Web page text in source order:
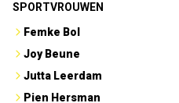
SPORTVROUWEN
Femke Bol
Joy Beune
Jutta Leerdam
Pien Hersman